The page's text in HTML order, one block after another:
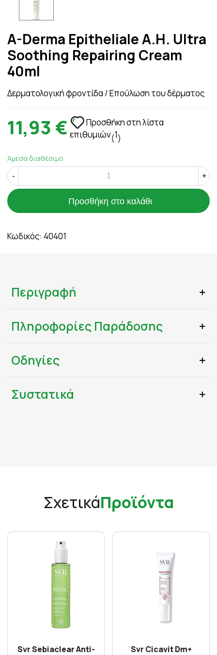
A-Derma Epitheliale A.H. Ultra
Soothing Repairing Cream
40ml
Δερματολογική φροντίδα / Επούλωση του δέρματος
11,93 €
Προσθήκη στη λίστα
επιθυμιών(1)
Άμεσα διαθέσιμο
- +
Προσθήκη στο καλάθι
Κωδικός: 40401
Περιγραφή
Πληροφορίες Παράδοσης
Οδηγίες
Συστατικά
ΣχετικάΠροϊόντα
Svr Sebiaclear Anti-
Svr Cicavit Dm+